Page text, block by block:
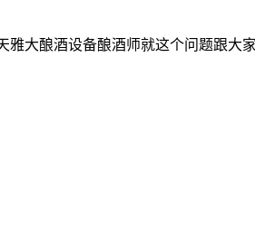
大酿酒设备酿酒师就这个问题跟大家